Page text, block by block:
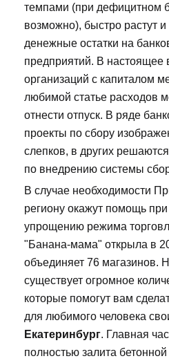
темпами (при дефицитном
возможно), быстро растут
денежные остатки на
предприятий. В настоящее
организаций с капиталом
любимой статье расходов
отнести отпуск. В ряде
проекты по сбору
слепков, в других
по внедрению системы
В случае необходимости
региону окажут помощь
упрощению режима
"Банана-мама" открыла в
объединяет 76 магазинов.
существует огромное
которые помогут вам
для любимого человека
Екатеринбург. Главная
полностью залита